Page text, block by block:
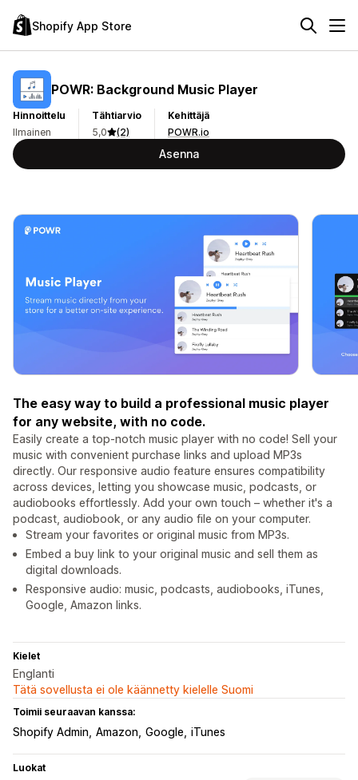
Shopify App Store
POWR: Background Music Player
Hinnoittelu
Ilmainen
Tähtiarvio
5,0
(2)
Kehittäjä
POWR.io
Asenna
The easy way to build a professional music player
for any website, with no code.
Easily create a top-notch music player with no code! Sell your
music with convenient purchase links and upload MP3s
directly. Our responsive audio feature ensures compatibility
across devices, letting you showcase music, podcasts, or
audiobooks effortlessly. Add your own touch – whether it's a
podcast, audiobook, or any audio file on your computer.
Stream your favorites or original music from MP3s.
Embed a buy link to your original music and sell them as
digital downloads.
Responsive audio: music, podcasts, audiobooks, iTunes,
Google, Amazon links.
Kielet
Englanti
Tätä sovellusta ei ole käännetty kielelle Suomi
Toimii seuraavan kanssa:
Shopify Admin Amazon Google iTunes
Luokat